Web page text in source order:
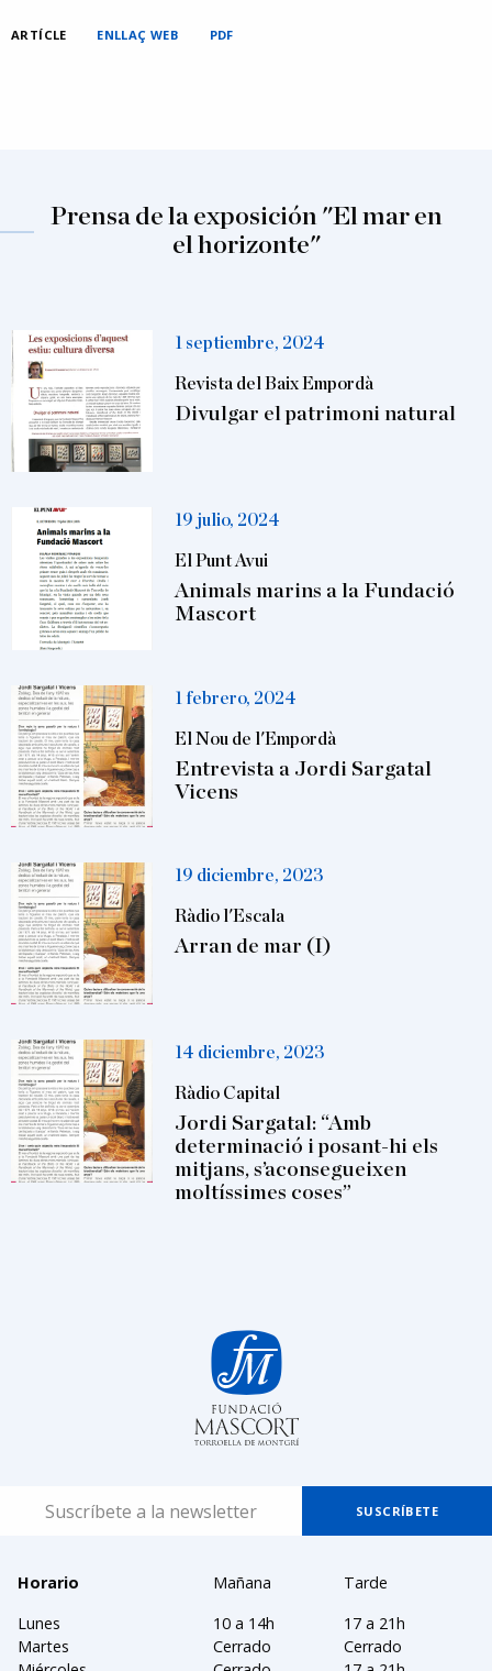
ARTÍCLE ENLLAÇ WEB PDF
Prensa de la exposición "El mar en
el horizonte"
1 septiembre, 2024
Revista del Baix Empordà
Divulgar el patrimoni natural
19 julio, 2024
El Punt Avui
Animals marins a la Fundació
Mascort
1 febrero, 2024
El Nou de l'Empordà
Entrevista a Jordi Sargatal
Vicens
19 diciembre, 2023
Ràdio l'Escala
Arran de mar (I)
14 diciembre, 2023
Ràdio Capital
Jordi Sargatal: “Amb
determinació i posant-hi els
mitjans, s’aconsegueixen
moltíssimes coses”
Horario Mañana
Tarde
Lunes
10 a 14h
17 a 21h
Martes
Cerrado
Cerrado